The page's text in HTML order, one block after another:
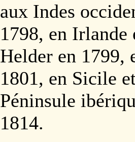
aux Indes
1798, en Irlande
Helder en 1799,
1801, en Sicile
Péninsule
1814.